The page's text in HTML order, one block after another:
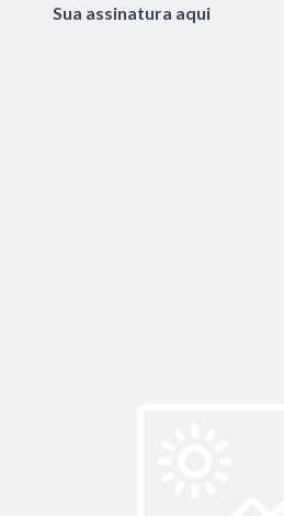
Sua assinatura aqui